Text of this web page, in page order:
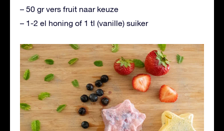
– 50 gr vers fruit naar keuze
– 1-2 el honing of 1 tl (vanille) suiker